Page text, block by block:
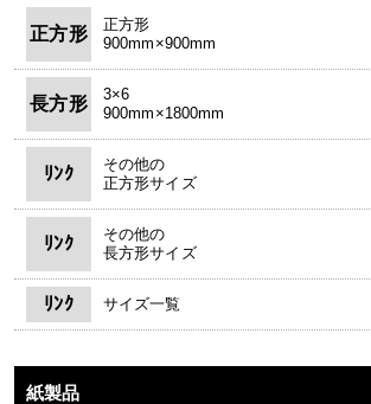
正方形
正方形
900mm×900mm
長方形
3×6
900mm×1800mm
ﾘﾝｸ
その他の
正方形サイズ
ﾘﾝｸ
その他の
長方形サイズ
ﾘﾝｸ サイズ一覧
紙製品